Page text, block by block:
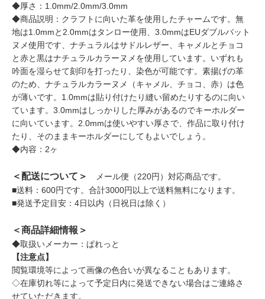
◆厚さ：1.0mm/2.0mm/3.0mm
◆商品説明：クラフトに向いた革を使用したチャームです。無
地は1.0mmと2.0mmはタンロー使用、3.0mmはEUダブルバット
ヌメ使用です、ナチュラルはサドルレザー、キャメルとチョコ
と赤と黒はナチュラルカラーヌメを使用しています。いずれも
吟面を湿らせて刻印を打ったり、染色が可能です。素揚げの革
のため、ナチュラルカラーヌメ（キャメル、チョコ、赤）は色
が薄いです。1.0mmは貼り付けたり縫い留めたりするのに向い
ています。3.0mmはしっかりした厚みがあるのでキーホルダー
に向いています。2.0mmは使いやすい厚さで、作品に取り付け
たり、そのままキーホルダーにしてもよいでしょう。
◆内容：2ヶ
＜配送について＞
メール便（220円）対応商品です。
■送料：600円です。合計3000円以上で送料無料になります。
■発送予定目安：4日以内（日祝日は除く）
＜商品詳細情報＞
◆取扱いメーカー：ぱれっと
【注意点】
閲覧環境等によって画像の色合いが異なることもあります。
◇在庫切れ等によって予定日内に発送できない場合はご連絡さ
せていただきます。